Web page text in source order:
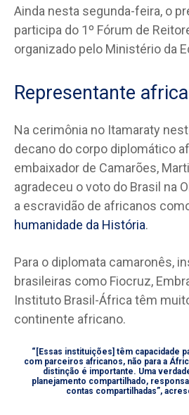
Ainda nesta segunda-feira, o
participa do 1º Fórum de
organizado pelo Ministério da
Representante
Na cerimônia no Itamaraty
decano do corpo diplomático
embaixador de Camarões,
agradeceu o voto do Brasil na
a escravidão de africanos
humanidade da História.
Para o diplomata camaronês,
brasileiras como Fiocruz,
Instituto Brasil-África têm
continente africano.
“[Essas instituições] têm capacidade
com parceiros africanos, não para a
distinção é importante. Uma
planejamento compartilhado,
contas compartilhadas”,